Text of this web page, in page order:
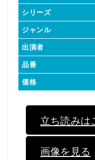
シリーズ
ジャンル
出演者
品番
価格
立ち読みは
画像を見る